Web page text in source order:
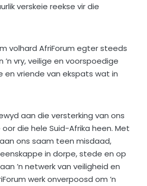
verskeie reekse vir die
volhard AfriForum egter steeds
’n vry, veilige en voorspoedige
en vriende van ekspats wat in
aan die versterking van ons
die hele Suid-Afrika heen. Met
ons saam teen misdaad,
in dorpe, stede en op
’n netwerk van veiligheid en
werk onverpoosd om ’n